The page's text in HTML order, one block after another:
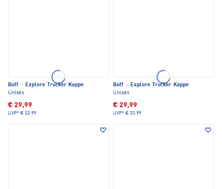
Buff · Explore Trucker Kappe
Unisex
€ 29,99
UVP* € 33,99
Buff · Explore Trucker Kappe
Unisex
€ 29,99
UVP* € 33,99